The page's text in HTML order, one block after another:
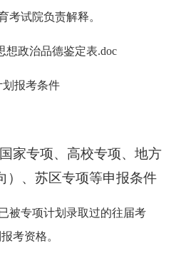
考试院负责解释。
想政治品德鉴定表.doc
划报考条件
家专项、高校专项、地方
）、苏区专项等申报条件
被专项计划录取过的往届考
考资格。